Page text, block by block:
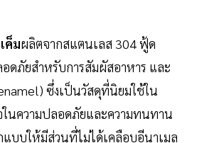
ค็มผลิตจากสแตนเลส 304 ฟู้ด
ดภัยสำหรับการสัมผัสอาหาร และ
ซึ่งเป็นวัสดุที่นิยมใช้ใน
ในความปลอดภัยและความทนทาน
แบบให้มีส่วนที่ไม่ได้เคลือบอีนาเมล